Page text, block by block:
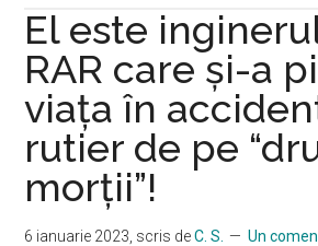
El este
RAR care şi-a
viața în
rutier de pe
morții”!
6 ianuarie 2023 , scris deC. S. Un